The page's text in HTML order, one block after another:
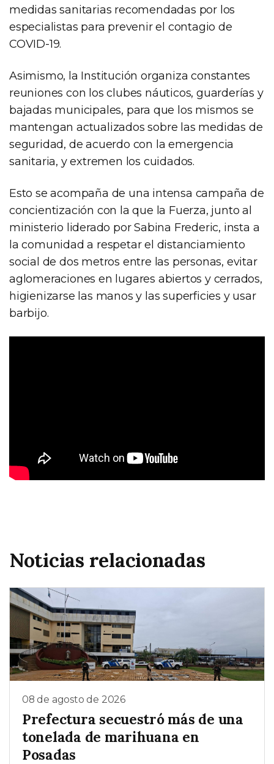
medidas sanitarias recomendadas por los
especialistas para prevenir el contagio de
COVID-19.
Asimismo, la Institución organiza constantes
reuniones con los clubes náuticos, guarderías y
bajadas municipales, para que los mismos se
mantengan actualizados sobre las medidas de
seguridad, de acuerdo con la emergencia
sanitaria, y extremen los cuidados.
Esto se acompaña de una intensa campaña de
concientización con la que la Fuerza, junto al
ministerio liderado por Sabina Frederic, insta a
la comunidad a respetar el distanciamiento
social de dos metros entre las personas, evitar
aglomeraciones en lugares abiertos y cerrados,
higienizarse las manos y las superficies y usar
barbijo.
Noticias relacionadas
08 de agosto de 2026
Prefectura secuestró más de una
tonelada de marihuana en
Posadas